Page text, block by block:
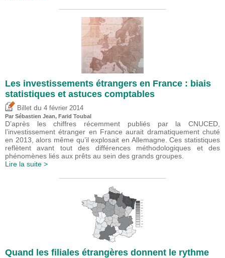
Les investissements étrangers en France : biais
statistiques et astuces comptables
Billet du 4 février 2014
Par Sébastien Jean, Farid Toubal
D’après les chiffres récemment publiés par la CNUCED,
l’investissement étranger en France aurait dramatiquement chuté
en 2013, alors même qu’il explosait en Allemagne. Ces statistiques
reflètent avant tout des différences méthodologiques et des
phénomènes liés aux prêts au sein des grands groupes.
Lire la suite >
Quand les filiales étrangères donnent le rythme